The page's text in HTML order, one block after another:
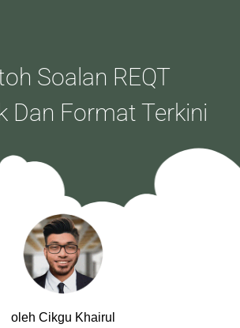
Soalan REQT
Dan Format Terkini
oleh Cikgu Khairul